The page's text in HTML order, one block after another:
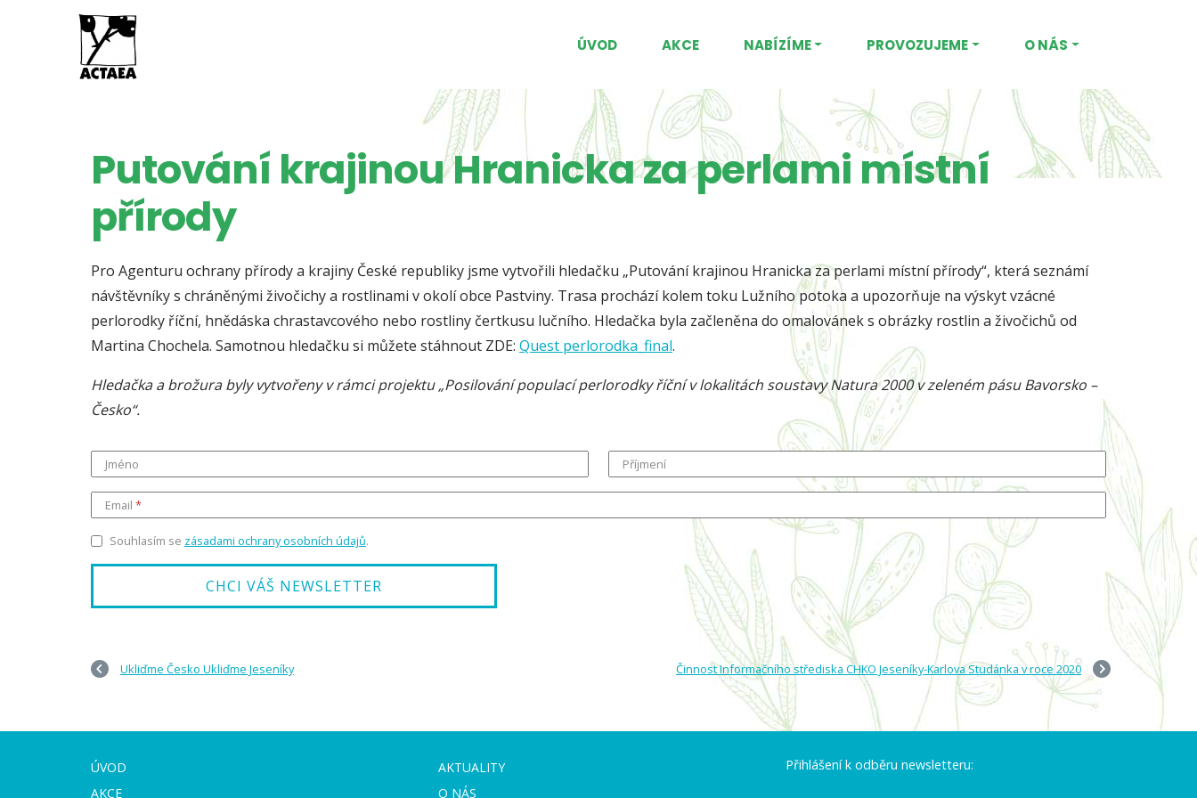
ÚVOD AKCE NABÍZÍME PROVOZUJEME O NÁS
Putování krajinou Hranicka za perlami místní
přírody
Pro Agenturu ochrany přírody a krajiny České republiky jsme vytvořili hledačku „Putování krajinou Hranicka za perlami místní přírody“, která seznámí
návštěvníky s chráněnými živočichy a rostlinami v okolí obce Pastviny. Trasa prochází kolem toku Lužního potoka a upozorňuje na výskyt vzácné
perlorodky říční, hnědáska chrastavcového nebo rostliny čertkusu lučního. Hledačka byla začleněna do omalovánek s obrázky rostlin a živočichů od
Martina Chochela. Samotnou hledačku si můžete stáhnout ZDE: Quest perlorodka_final.
Hledačka a brožura byly vytvořeny v rámci projektu „Posilování populací perlorodky říční v lokalitách soustavy Natura 2000 v zeleném pásu Bavorsko –
Česko“.
Jméno Příjmení
Email
Souhlasím se zásadami ochrany osobních údajů.
Ukliďme Česko Ukliďme Jeseníky Činnost Informačního střediska CHKO Jeseníky-Karlova Studánka v roce 2020
ÚVOD
AKCE
AKTUALITY
O NÁS
Přihlášení k odběru newsletteru: